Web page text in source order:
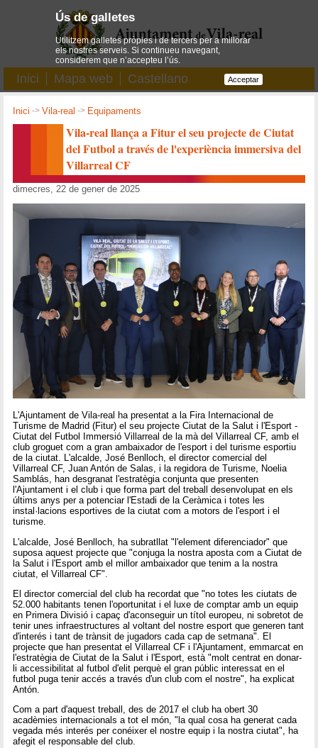
Inici Mapa web Castellano
Inici ->Vila-real -> Equipaments
Vila-real llança a Fitur el seu projecte de Ciutat
del Futbol a través de l'experiència immersiva del
Villarreal CF
dimecres, 22 de gener de 2025
L'Ajuntament de Vila-real ha presentat a la Fira Internacional de
Turisme de Madrid (Fitur) el seu projecte Ciutat de la Salut i l'Esport -
Ciutat del Futbol Immersió Villarreal de la mà del Villarreal CF, amb el
club groguet com a gran ambaixador de l'esport i del turisme esportiu
de la ciutat. L'alcalde, José Benlloch, el director comercial del
Villarreal CF, Juan Antón de Salas, i la regidora de Turisme, Noelia
Samblás, han desgranat l'estratègia conjunta que presenten
l'Ajuntament i el club i que forma part del treball desenvolupat en els
últims anys per a potenciar l'Estadi de la Ceràmica i totes les
instal·lacions esportives de la ciutat com a motors de l'esport i el
turisme.
L'alcalde, José Benlloch, ha subratllat "l'element diferenciador" que
suposa aquest projecte que "conjuga la nostra aposta com a Ciutat de
la Salut i l'Esport amb el millor ambaixador que tenim a la nostra
ciutat, el Villarreal CF".
El director comercial del club ha recordat que "no totes les ciutats de
52.000 habitants tenen l'oportunitat i el luxe de comptar amb un equip
en Primera Divisió i capaç d'aconseguir un títol europeu, ni sobretot de
tenir unes infraestructures al voltant del nostre esport que generen tant
d'interés i tant de trànsit de jugadors cada cap de setmana". El
projecte que han presentat el Villarreal CF i l'Ajuntament, emmarcat en
l'estratègia de Ciutat de la Salut i l'Esport, està "molt centrat en donar-
li accessibilitat al futbol d'elit perquè el gran públic interessat en el
futbol puga tenir accés a través d'un club com el nostre", ha explicat
Antón.
Com a part d'aquest treball, des de 2017 el club ha obert 30
acadèmies internacionals a tot el món, "la qual cosa ha generat cada
vegada més interés per conéixer el nostre equip i la nostra ciutat", ha
afegit el responsable del club.
Ús de galletes
Utilitzem galletes pròpies i de tercers per a millorar
els nostres serveis. Si continueu navegant,
considerem que n’accepteu l’ús.
Acceptar